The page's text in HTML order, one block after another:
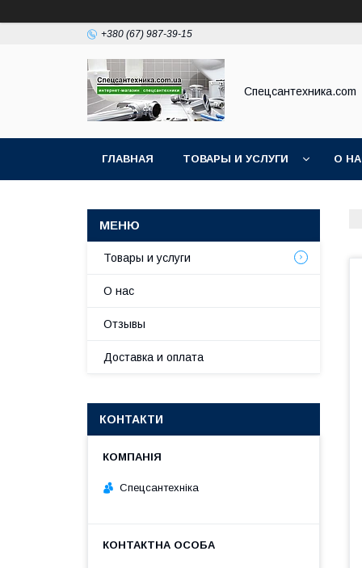
+380 (67) 987-39-15
Спецсантехника.com
ГЛАВНАЯ ТОВАРЫ И УСЛУГИ О
Товары и услуги
О нас
Отзывы
Доставка и оплата
КОНТАКТИ
Спецсантехніка